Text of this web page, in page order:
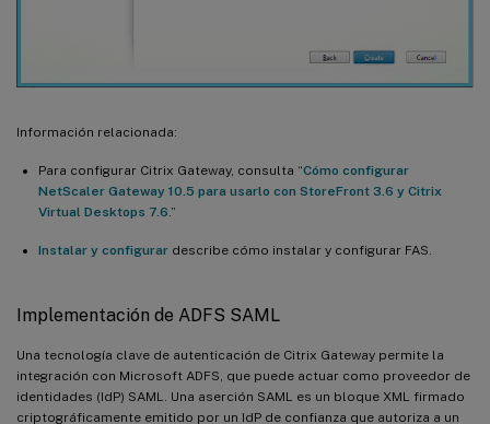
Información relacionada:
Para configurar Citrix Gateway, consulta “Cómo configurar
NetScaler Gateway 10.5 para usarlo con StoreFront 3.6 y Citrix
Virtual Desktops 7.6.”
Instalar y configurar describe cómo instalar y configurar FAS.
Implementación de ADFS SAML
Una tecnología clave de autenticación de Citrix Gateway permite la
integración con Microsoft ADFS, que puede actuar como proveedor de
identidades (IdP) SAML. Una aserción SAML es un bloque XML firmado
criptográficamente emitido por un IdP de confianza que autoriza a un